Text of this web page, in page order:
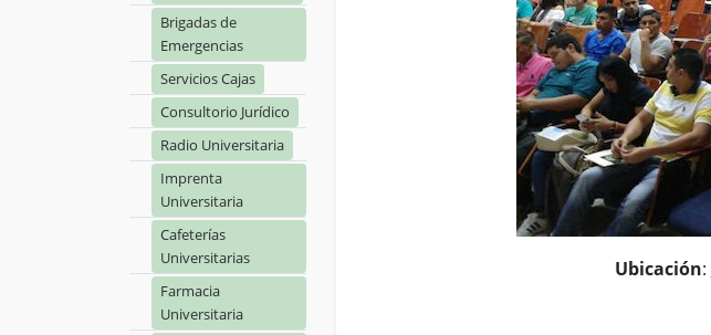
Brigadas de
Emergencias
Servicios Cajas
Consultorio Jurídico
Radio Universitaria
Imprenta
Universitaria
Cafeterías
Universitarias
Farmacia
Universitaria
Ubicación: